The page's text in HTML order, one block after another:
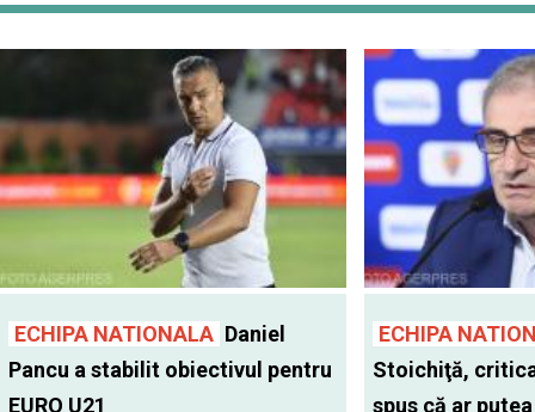
ECHIPA NATIONALA Daniel
Pancu a stabilit obiectivul pentru
EURO U21
ECHIPA
Stoichiţă,
spus că ar